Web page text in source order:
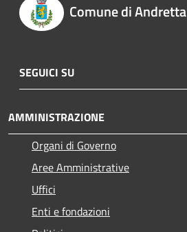
Comune di Andretta
SEGUICI SU
AMMINISTRAZIONE
Organi di Governo
Aree Amministrative
Uffici
Enti e fondazioni